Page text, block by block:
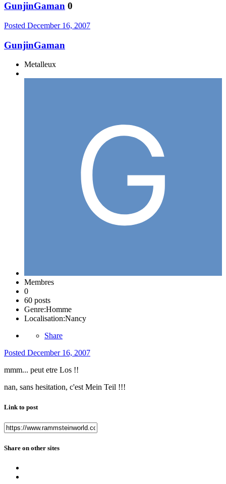
GunjinGaman 0
Posted December 16, 2007
GunjinGaman
Metalleux
Membres
0
60 posts
Genre:Homme
Localisation:Nancy
Share
Posted December 16, 2007
mmm... peut etre Los !!
nan, sans hesitation, c'est Mein Teil !!!
Link to post
Share on other sites